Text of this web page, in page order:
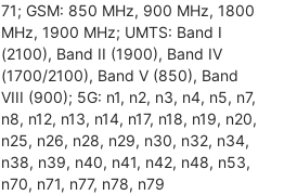
71; GSM: 850 MHz, 900 MHz, 1800
MHz, 1900 MHz; UMTS: Band I
(2100), Band II (1900), Band IV
(1700/2100), Band V (850), Band
VIII (900); 5G: n1, n2, n3, n4, n5, n7,
n8, n12, n13, n14, n17, n18, n19, n20,
n25, n26, n28, n29, n30, n32, n34,
n38, n39, n40, n41, n42, n48, n53,
n70, n71, n77, n78, n79